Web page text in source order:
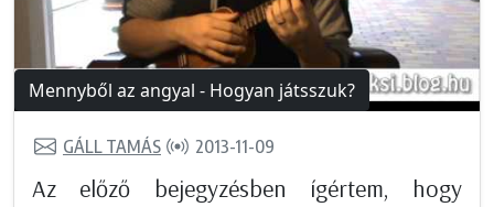
Mennyből az angyal - Hogyan játsszuk?
GÁLL TAMÁS 2013-11-09
Az előző bejegyzésben ígértem, hogy